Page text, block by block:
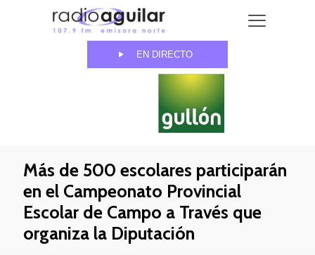
EN DIRECTO
Más de 500 escolares participarán
en el Campeonato Provincial
Escolar de Campo a Través que
organiza la Diputación